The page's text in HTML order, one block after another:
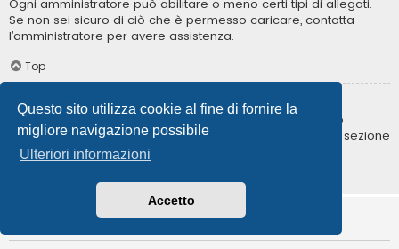
Questo sito utilizza cookie al fine di fornire la
migliore navigazione possibile
Ulteriori informazioni
Accetto
Ogni amministratore può abilitare o meno certi tipi di allegati.
Se non sei sicuro di ciò che è permesso caricare, contatta
l’amministratore per avere assistenza.
Top
Come posso trovare i miei allegati?
Per trovare la lista degli allegati da te caricati, vai nel tuo
Pannello di Controllo Utente e segui i collegamenti nella sezione
degli allegati.
Informazioni su phpBB